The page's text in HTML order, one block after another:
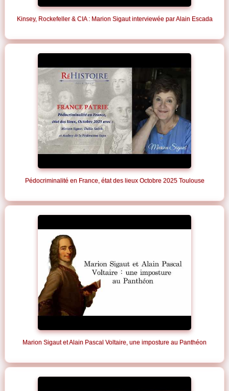
Kinsey, Rockefeller & CIA : Marion Sigaut interviewée par Alain Escada
Pédocriminalité en France, état des lieux Octobre 2025 Toulouse
Marion Sigaut et Alain Pascal Voltaire, une imposture au Panthéon